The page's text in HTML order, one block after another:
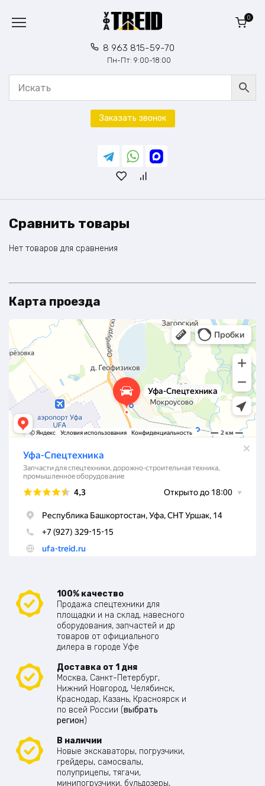
содержанию
8 963 815-59-70
Пн-Пт: 9:00-18:00
0
Заказать звонок
Сравнить товары
Нет товаров для сравнения
Карта проезда
100% качество
Продажа спецтехники для
площадки и на склад, навесного
оборудования, запчастей и др
товаров от официального
дилера в городе Уфе
Доставка от 1 дня
Москва, Санкт-Петербург,
Нижний Новгород, Челябинск,
Краснодар, Казань, Красноярск и
по всей России (выбрать
регион)
В наличии
Новые экскаваторы, погрузчики,
грейдеры, самосвалы,
полуприцепы, тягачи,
минипогрузчики, бульдозеры,